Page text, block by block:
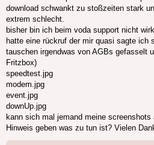
download schwankt zu stoßzeiten stark
extrem schlecht.
bisher bin ich beim voda support nicht
hatte eine rückruf der mir quasi sagte ich
tauschen irgendwas von AGBs gefasselt
Fritzbox)
speedtest.jpg
modem.jpg
event.jpg
downUp.jpg
kann sich mal jemand meine
Hinweis geben was zu tun ist? Vielen